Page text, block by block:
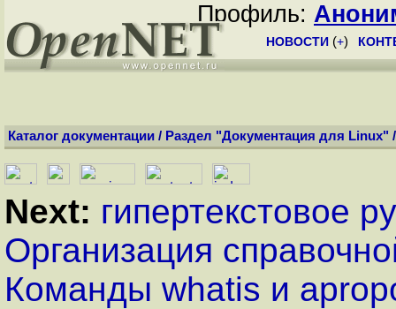
Профиль:
НОВОСТИ (+)
Каталог документации / Раздел "Документация для Linux"
Next: гипертекстовое
Организация
Команды whatis и